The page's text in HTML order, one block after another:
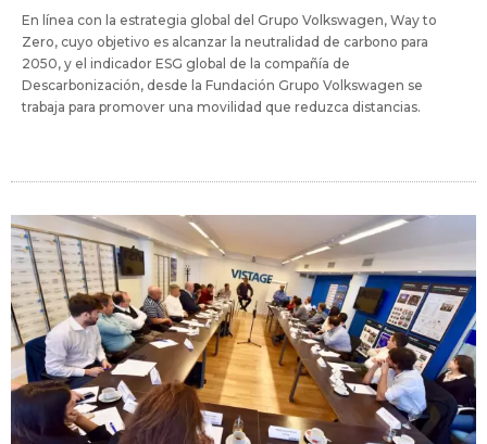
En línea con la estrategia global del Grupo Volkswagen, Way to
Zero, cuyo objetivo es alcanzar la neutralidad de carbono para
2050, y el indicador ESG global de la compañía de
Descarbonización, desde la Fundación Grupo Volkswagen se
trabaja para promover una movilidad que reduzca distancias.